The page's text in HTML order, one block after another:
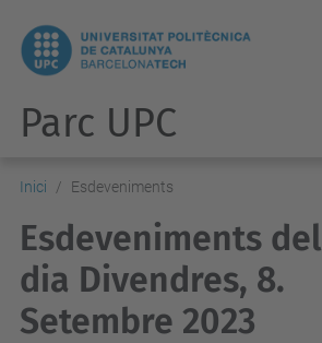
Parc UPC
Inici Esdeveniments
Esdeveniments del
dia Divendres, 8.
Setembre 2023